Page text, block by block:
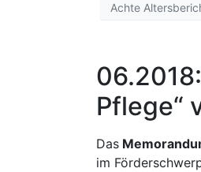
Achte
Pflege“
Das
im